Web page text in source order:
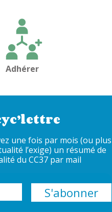
Adhérer
une fois par mois (ou plus
l’exige) un résumé de
du CC37 par mail